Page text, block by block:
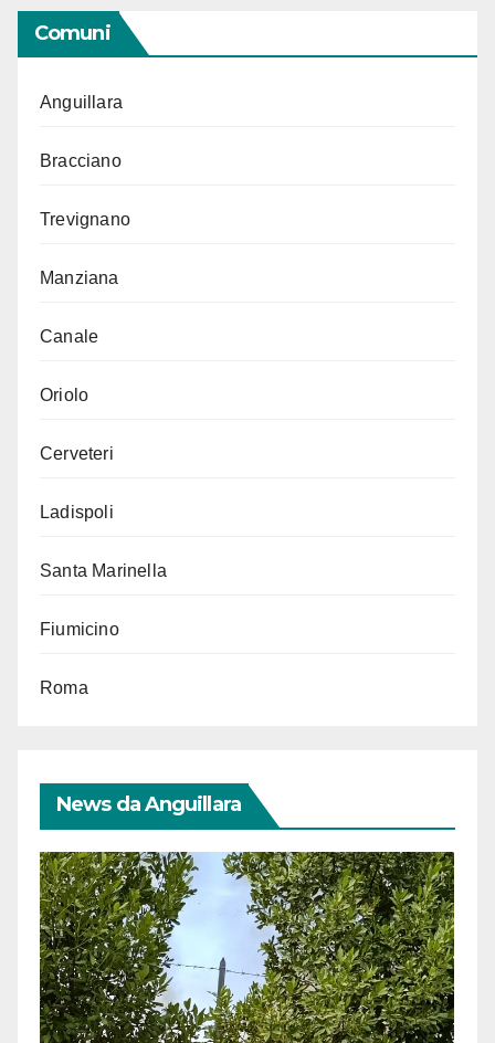
Comuni
Anguillara
Bracciano
Trevignano
Manziana
Canale
Oriolo
Cerveteri
Ladispoli
Santa Marinella
Fiumicino
Roma
News da Anguillara